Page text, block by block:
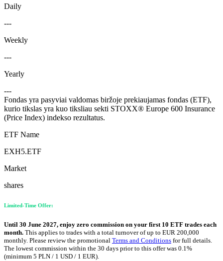
Daily
---
Weekly
---
Yearly
---
Fondas yra pasyviai valdomas biržoje prekiaujamas fondas (ETF),
kurio tikslas yra kuo tiksliau sekti STOXX® Europe 600 Insurance
(Price Index) indekso rezultatus.
ETF Name
EXH5.ETF
Market
shares
Limited-Time Offer:
Until 30 June 2027, enjoy zero commission on your first 10 ETF trades each
month. This applies to trades with a total turnover of up to EUR 200,000
monthly. Please review the promotional Terms and Conditions for full details.
The lowest commission within the 30 days prior to this offer was 0.1%
(minimum 5 PLN / 1 USD / 1 EUR).